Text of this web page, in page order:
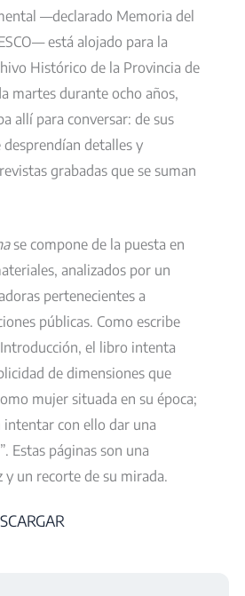
—declarado Memoria del
está alojado para la
Histórico de la Provincia de
martes durante ocho años,
allí para conversar: de sus
detalles y
grabadas que se suman
se compone de la puesta en
analizados por un
pertenecientes a
públicas. Como escribe
el libro intenta
de dimensiones que
mujer situada en su época;
con ello dar una
Estas páginas son una
y un recorte de su mirada.